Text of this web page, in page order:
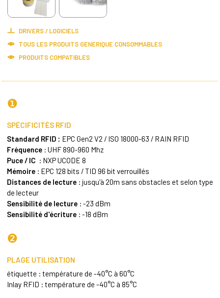
DRIVERS / LOGICIELS
TOUS LES PRODUITS GENERIQUE CONSOMMABLES
PRODUITS COMPATIBLES
❶
SPÉCIFICITÉS RFID
Standard RFID : EPC Gen2 V2 / ISO 18000-63 / RAIN RFID
Fréquence : UHF 890-960 Mhz
Puce / IC : NXP UCODE 8
Mémoire : EPC 128 bits / TID 96 bit verrouillés
Distances de lecture : jusqu'à 20m sans obstacles et selon type
de lecteur
Sensibilité de lecture : -23 dBm
Sensibilité d'écriture : -18 dBm
❷
PLAGE UTILISATION
étiquette : température de -40°C à 60°C
Inlay RFID : température de -40°C à 85°C